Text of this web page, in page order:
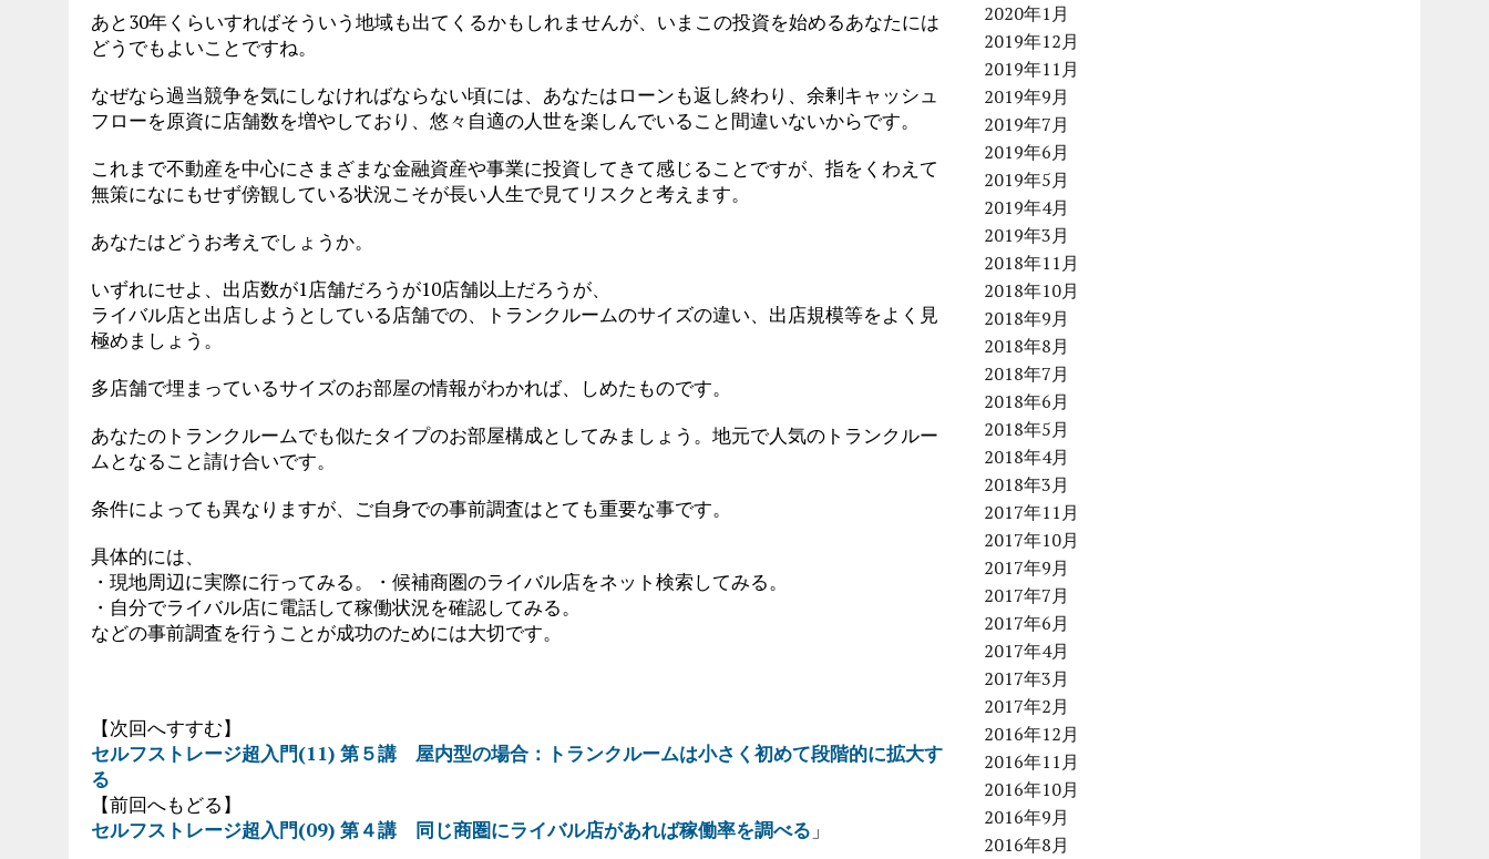
あと30年くらいすればそういう地域も出てくるかもしれませんが、いまこの投資を始めるあなたには
どうでもよいことですね。
なぜなら過当競争を気にしなければならない頃には、あなたはローンも返し終わり、余剰キャッシュ
フローを原資に店舗数を増やしており、悠々自適の人世を楽しんでいること間違いないからです。
これまで不動産を中心にさまざまな金融資産や事業に投資してきて感じることですが、指をくわえて
無策になにもせず傍観している状況こそが長い人生で見てリスクと考えます。
あなたはどうお考えでしょうか。
いずれにせよ、出店数が1店舗だろうが10店舗以上だろうが、
ライバル店と出店しようとしている店舗での、トランクルームのサイズの違い、出店規模等をよく見
極めましょう。
多店舗で埋まっているサイズのお部屋の情報がわかれば、しめたものです。
あなたのトランクルームでも似たタイプのお部屋構成としてみましょう。地元で人気のトランクルー
ムとなること請け合いです。
条件によっても異なりますが、ご自身での事前調査はとても重要な事です。
具体的には、
・現地周辺に実際に行ってみる。・候補商圏のライバル店をネット検索してみる。
・自分でライバル店に電話して稼働状況を確認してみる。
などの事前調査を行うことが成功のためには大切です。
【次回へすすむ】
セルフストレージ超入門(11) 第５講 屋内型の場合：トランクルームは小さく初めて段階的に拡大す
る
【前回へもどる】
セルフストレージ超入門(09) 第４講 同じ商圏にライバル店があれば稼働率を調べる 」
2020年1月
2019年12月
2019年11月
2019年9月
2019年7月
2019年6月
2019年5月
2019年4月
2019年3月
2018年11月
2018年10月
2018年9月
2018年8月
2018年7月
2018年6月
2018年5月
2018年4月
2018年3月
2017年11月
2017年10月
2017年9月
2017年7月
2017年6月
2017年4月
2017年3月
2017年2月
2016年12月
2016年11月
2016年10月
2016年9月
2016年8月